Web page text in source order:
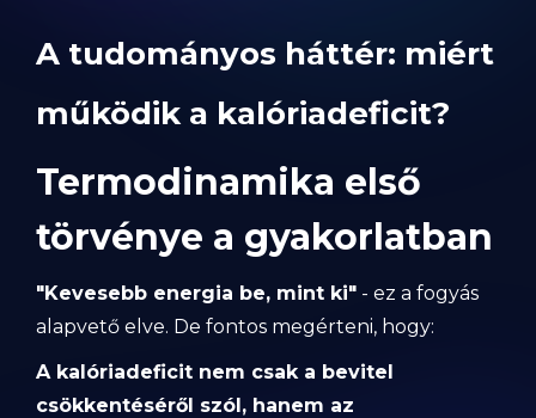
A tudományos háttér: miért
működik a kalóriadeficit?
Termodinamika első
törvénye a gyakorlatban
"Kevesebb energia be, mint ki" - ez a fogyás
alapvető elve. De fontos megérteni, hogy:
A kalóriadeficit nem csak a bevitel
csökkentéséről szól, hanem az